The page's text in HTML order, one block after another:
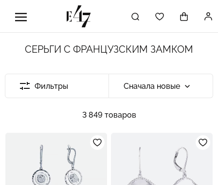
СЕРЬГИ С ФРАНЦУЗСКИМ ЗАМКОМ
Фильтры Сначала новые
3 849 товаров